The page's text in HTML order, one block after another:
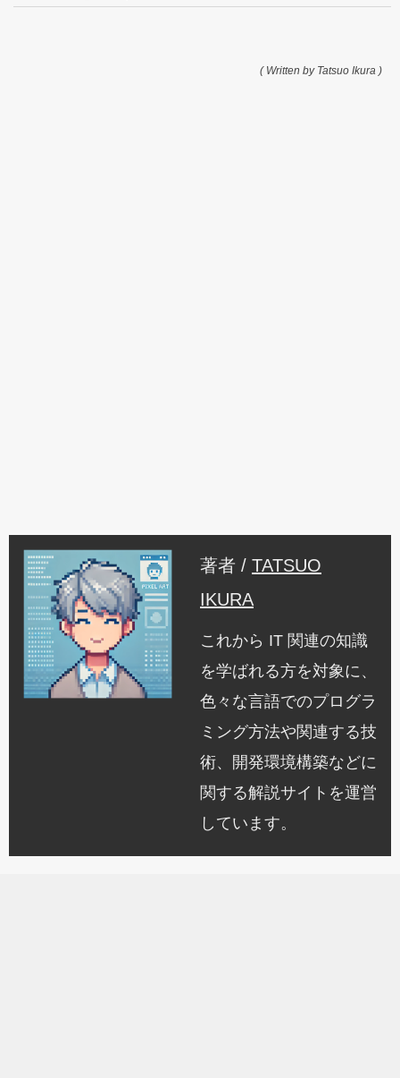
( Written by Tatsuo Ikura )
著者 / TATSUO
IKURA
これから IT 関連の知識
を学ばれる方を対象に、
色々な言語でのプログラ
ミング方法や関連する技
術、開発環境構築などに
関する解説サイトを運営
しています。